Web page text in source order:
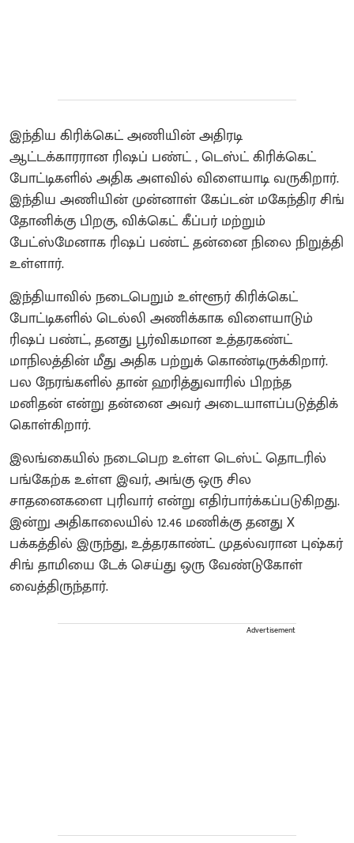
இந்திய கிரிக்கெட் அணியின் அதிரடி
ஆட்டக்காரரான ரிஷப் பண்ட் , டெஸ்ட் கிரிக்கெட்
போட்டிகளில் அதிக அளவில் விளையாடி வருகிறார்.
இந்திய அணியின் முன்னாள் கேப்டன் மகேந்திர சிங்
தோனிக்கு பிறகு, விக்கெட் கீப்பர் மற்றும்
பேட்ஸ்மேனாக ரிஷப் பண்ட் தன்னை நிலை நிறுத்தி
உள்ளார்.
இந்தியாவில் நடைபெறும் உள்ளூர் கிரிக்கெட்
போட்டிகளில் டெல்லி அணிக்காக விளையாடும்
ரிஷப் பண்ட், தனது பூர்விகமான உத்தரகண்ட்
மாநிலத்தின் மீது அதிக பற்றுக் கொண்டிருக்கிறார்.
பல நேரங்களில் தான் ஹரித்துவாரில் பிறந்த
மனிதன் என்று தன்னை அவர் அடையாளப்படுத்திக்
கொள்கிறார்.
இலங்கையில் நடைபெற உள்ள டெஸ்ட் தொடரில்
பங்கேற்க உள்ள இவர், அங்கு ஒரு சில
சாதனைகளை புரிவார் என்று எதிர்பார்க்கப்படுகிறது.
இன்று அதிகாலையில் 12.46 மணிக்கு தனது X
பக்கத்தில் இருந்து, உத்தரகாண்ட் முதல்வரான புஷ்கர்
சிங் தாமியை டேக் செய்து ஒரு வேண்டுகோள்
வைத்திருந்தார்.
Advertisement